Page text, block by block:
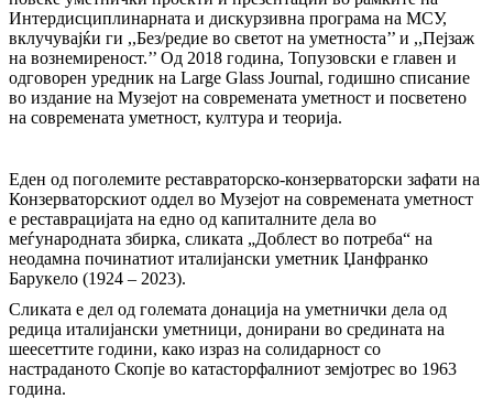
Интердисциплинарната и дискурзивна програма на МСУ,
вклучувајќи ги ,,Без/редие во светот на уметноста’’ и ,,Пејзаж
на вознемиреност.’’ Од 2018 година, Топузовски е главен и
одговорен уредник на Large Glass Journal, годишно списание
во издание на Музејот на современата уметност и посветено
на современата уметност, култура и теорија.
Еден од поголемите реставраторско-конзерваторски зафати на
Конзерваторскиот оддел во Музејот на современата уметност
е реставрацијата на едно од капиталните дела во
меѓународната збирка, сликата „Доблест во потреба“ на
неодамна починатиот италијански уметник Џанфранко
Барукело (1924 – 2023).
Сликата е дел од големата донација на уметнички дела од
редица италијански уметници, донирани во средината на
шеесеттите години, како израз на солидарност со
настраданото Скопје во катасторфалниот земјотрес во 1963
година.